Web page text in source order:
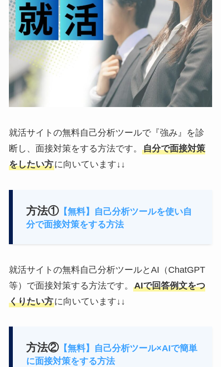
就活サイトの無料自己分析ツールで『強み』を診
断し、面接対策をする方法です。 自分で面接対策
をしたい方に向いています↓↓
方法①【無料】自己分析ツールを使い自
分で面接対策をする方法
就活サイトの無料自己分析ツールとAI（ChatGPT
等）で面接対策する方法です。 AIで回答例文をつ
くりたい方に向いています↓↓
方法②【無料】自己分析ツール×AIで簡単
に面接対策をする方法